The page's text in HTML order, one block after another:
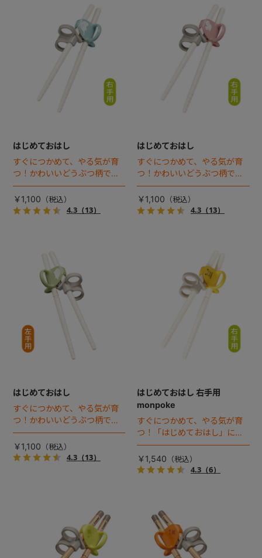
はじめておはし
すぐにつかめて、やる気が育
つ！かわいいどうぶつ柄でプ
ラスチックの日本製おはし。3
つのポイントですぐに使え、3
ステップで長く使える右手用
￥1,100
4.3（13）
はじめておはし
すぐにつかめて、やる気が育
つ！かわいいどうぶつ柄でプ
ラスチックの日本製おはし。3
つのポイントですぐに使え、3
ステップで長く使える右手用
￥1,100
4.3（13）
はじめておはし
すぐにつかめて、やる気が育
つ！かわいいどうぶつ柄でプ
ラスチックの日本製おはし。3
つのポイントですぐに使え、3
ステップで長く使える右手用
￥1,100
4.3（13）
はじめておはし 右手用
monpoke
すぐにつかめて、やる気が育
つ！「はじめておはし」に
「monpoke」モデルが仲間入
り。3つのポイントですぐに使
え、3ステップで長く使える日
￥1,540
4.3（6）